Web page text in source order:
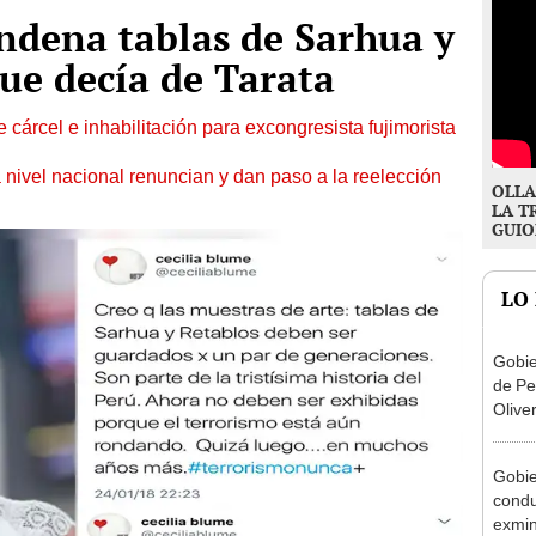
tablas de Sarhua y
decía de Tarata
cárcel e inhabilitación para excongresista fujimorista
nacional renuncian y dan paso a la reelección
LA
LO
de